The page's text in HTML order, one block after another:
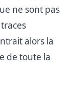
ne sont pas
alors la
de toute la